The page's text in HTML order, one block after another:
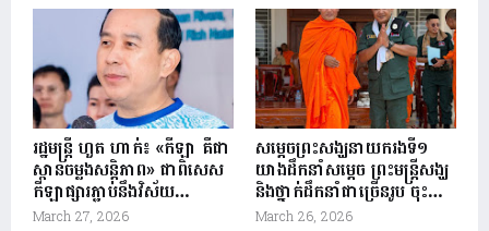
មាសទី១ និងលើកទិសដៅ
សកម្មភាពការងារត្រីមាសទី២
ឆ្នាំ២០២៦
សមាហរណកម្ម ក្រសួងមហាផ្ទៃ
រដ្ឋមន្ត្រី ហួត ហាក់៖ «កីឡា គឺជា
ស្ពានចម្លងសន្តិភាព» ជាពិសេស
កីឡាផ្សារភ្ជាប់នឹងវិស័យ
ទេសចរណ៍ក្នុងការជំរុញផ្សព្វផ្សាយ
March 27, 2026
សម្តេចព្រះសង្ឃនាយករងទី១
យាងដឹកនាំសម្តេច ព្រះមន្រ្តីសង្ឃ
និងថ្នាក់ដឹកនាំជាច្រើនរូប ចុះ
សំណេះសំណាល និងនាំយក
March 26, 2026